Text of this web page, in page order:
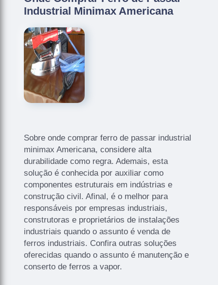
Industrial Minimax Americana
Sobre onde comprar ferro de passar industrial
minimax Americana, considere alta
durabilidade como regra. Ademais, esta
solução é conhecida por auxiliar como
componentes estruturais em indústrias e
construção civil. Afinal, é o melhor para
responsáveis por empresas industriais,
construtoras e proprietários de instalações
industriais quando o assunto é venda de
ferros industriais. Confira outras soluções
oferecidas quando o assunto é manutenção e
conserto de ferros a vapor.